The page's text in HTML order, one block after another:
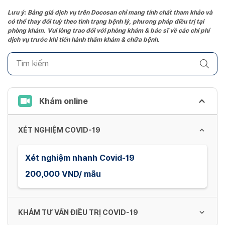
the
question
mark
to
keyboard
shortcuts
changing
Lưu ý: Bảng giá dịch vụ trên Docosan chỉ mang tính chất tham khảo và
có thể thay đổi tuỳ theo tình trạng bệnh lý, phương pháp điều trị tại
phòng khám. Vui lòng trao đổi với phòng khám & bác sĩ về các chi phí
dịch vụ trước khi tiến hành thăm khám & chữa bệnh.
Khám online
XÉT NGHIỆM COVID-19
Xét nghiệm nhanh Covid-19
200,000 VND/ mẫu
KHÁM TƯ VẤN ĐIỀU TRỊ COVID-19